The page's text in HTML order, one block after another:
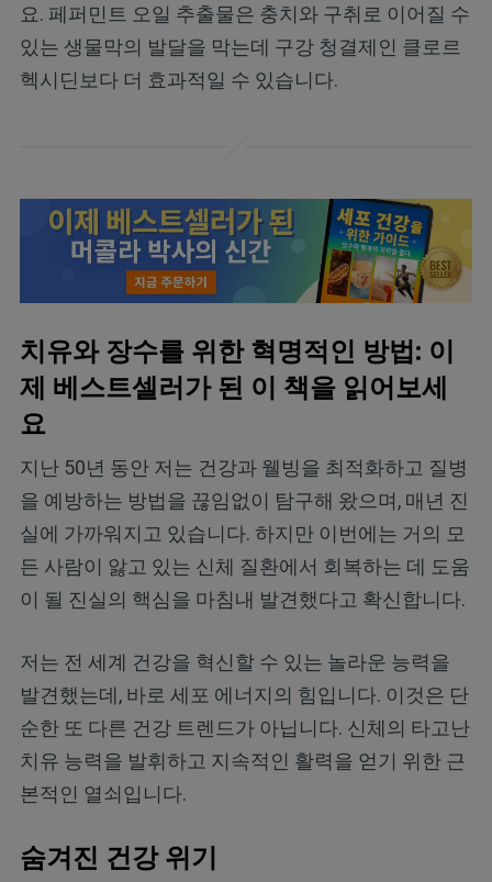
요. 페퍼민트 오일 추출물은 충치와 구취로 이어질 수
있는 생물막의 발달을 막는데 구강 청결제인 클로르
헥시딘보다 더 효과적일 수 있습니다.
치유와 장수를 위한 혁명적인 방법: 이
제 베스트셀러가 된 이 책을 읽어보세
요
지난 50년 동안 저는 건강과 웰빙을 최적화하고 질병
을 예방하는 방법을 끊임없이 탐구해 왔으며, 매년 진
실에 가까워지고 있습니다. 하지만 이번에는 거의 모
든 사람이 앓고 있는 신체 질환에서 회복하는 데 도움
이 될 진실의 핵심을 마침내 발견했다고 확신합니다.
저는 전 세계 건강을 혁신할 수 있는 놀라운 능력을
발견했는데, 바로 세포 에너지의 힘입니다. 이것은 단
순한 또 다른 건강 트렌드가 아닙니다. 신체의 타고난
치유 능력을 발휘하고 지속적인 활력을 얻기 위한 근
본적인 열쇠입니다.
숨겨진 건강 위기